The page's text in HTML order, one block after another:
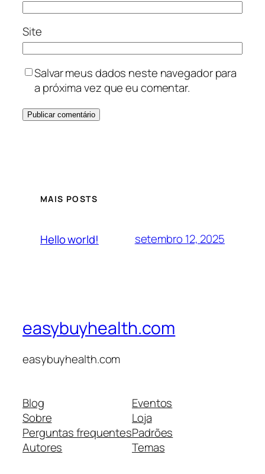
Site
Salvar meus dados neste navegador para
a próxima vez que eu comentar.
MAIS POSTS
Hello world! setembro 12, 2025
easybuyhealth.com
easybuyhealth.com
Blog
Sobre
Perguntas frequentes
Autores
Eventos
Loja
Padrões
Temas